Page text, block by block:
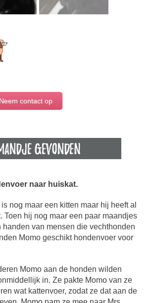
contact op
naar huiskat.
nog maar een kitten maar hij heeft al
Toen hij nog maar een paar maandjes
van mensen die vechthonden
Momo geschikt hondenvoer voor
Momo aan de honden wilden
in. Ze pakte Momo van ze
wat kattenvoer, zodat ze dat aan de